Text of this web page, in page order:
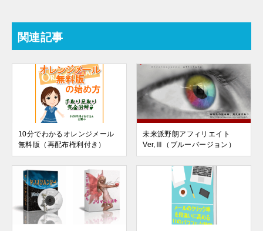
関連記事
10分でわかるオレンジメール
無料版（再配布権利付き）
未来派野朗アフィリエイト
Ver,Ⅲ（ブルーバージョン）